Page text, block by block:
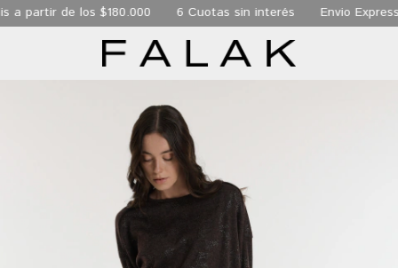
los $180.000 6 Cuotas sin interés Envio Express de 24